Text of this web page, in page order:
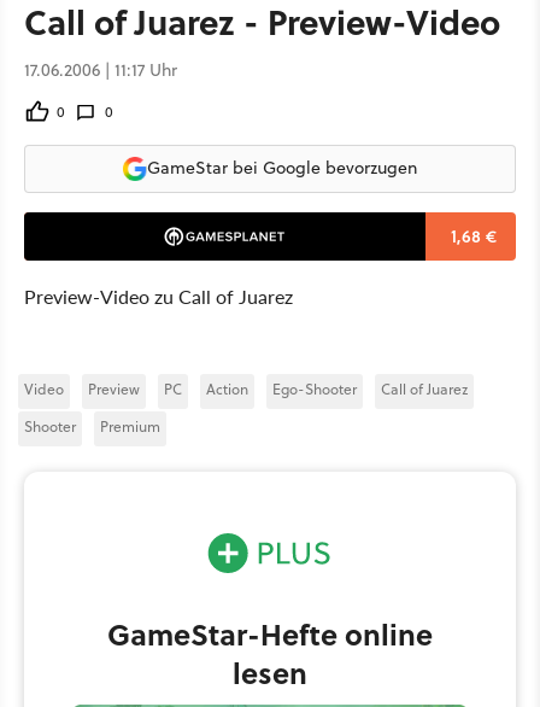
Call of Juarez - Preview-Video
17.06.2006 | 11:17 Uhr
0 0
GameStar bei Google bevorzugen
1,68 €
Preview-Video zu Call of Juarez
Video Preview PC Action Ego-Shooter
Call of Juarez
Shooter
Premium
GameStar-Hefte online
lesen